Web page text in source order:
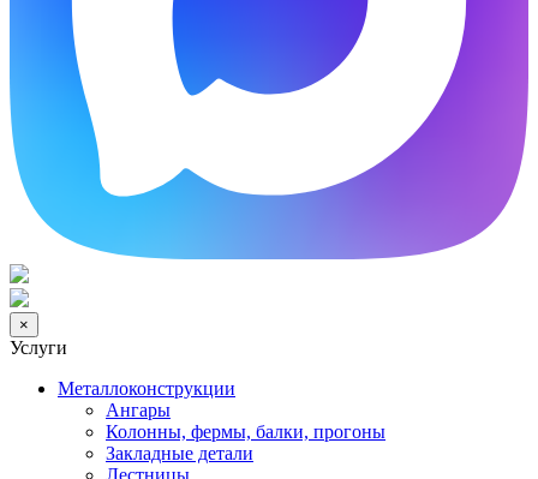
×
Услуги
Металлоконструкции
Ангары
Колонны, фермы, балки, прогоны
Закладные детали
Лестницы